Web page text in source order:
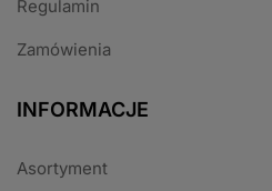
Regulamin
Zamówienia
INFORMACJE
Asortyment